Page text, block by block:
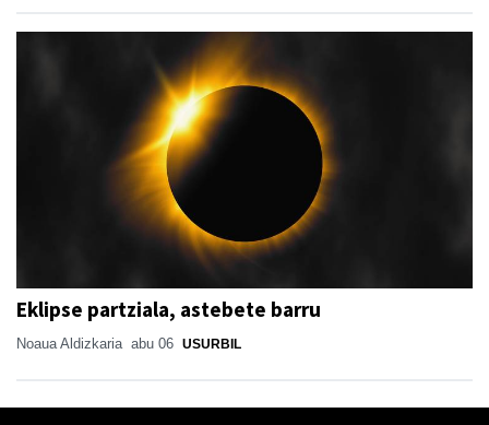
Eklipse partziala, astebete barru
Noaua Aldizkaria abu 06 USURBIL